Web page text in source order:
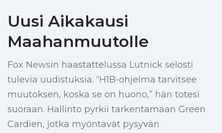
Uusi Aikakausi
Maahanmuutolle
Fox Newsin haastattelussa Lutnick selosti
tulevia uudistuksia. “H1B-ohjelma tarvitsee
muutoksen, koska se on huono,” hän totesi
suoraan. Hallinto pyrkii tarkentamaan Green
Cardien, jotka myöntävät pysyvän